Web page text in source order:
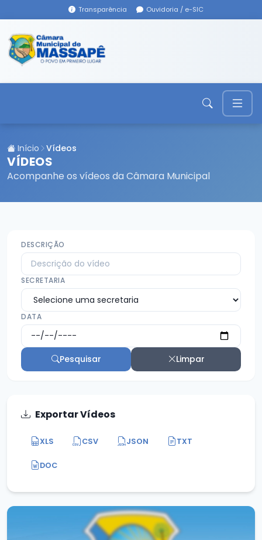
Transparência Ouvidoria / e-SIC
Início Vídeos
VÍDEOS
Acompanhe os vídeos da Câmara Municipal
DESCRIÇÃO
SECRETARIA
DATA
Pesquisar Limpar
Exportar Vídeos
XLS CSV JSON TXT
DOC